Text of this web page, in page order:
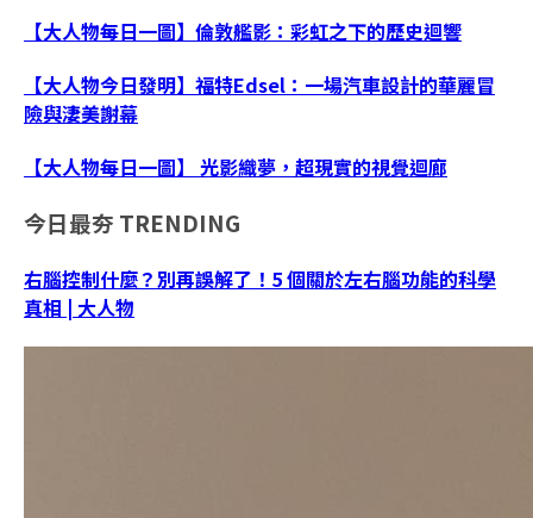
【大人物每日一圖】倫敦艦影：彩虹之下的歷史迴響
【大人物今日發明】福特Edsel：一場汽車設計的華麗冒
險與淒美謝幕
【大人物每日一圖】 光影織夢，超現實的視覺迴廊
今日最夯 TRENDING
右腦控制什麼？別再誤解了！5 個關於左右腦功能的科學
真相 | 大人物